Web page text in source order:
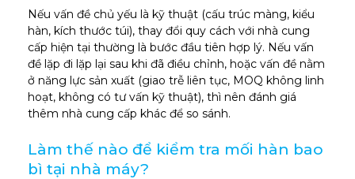
Nếu vấn đề chủ yếu là kỹ thuật (cấu trúc màng, kiểu
hàn, kích thước túi), thay đổi quy cách với nhà cung
cấp hiện tại thường là bước đầu tiên hợp lý. Nếu vấn
đề lặp đi lặp lại sau khi đã điều chỉnh, hoặc vấn đề nằm
ở năng lực sản xuất (giao trễ liên tục, MOQ không linh
hoạt, không có tư vấn kỹ thuật), thì nên đánh giá
thêm nhà cung cấp khác để so sánh.
Làm thế nào để kiểm tra mối hàn bao
bì tại nhà máy?